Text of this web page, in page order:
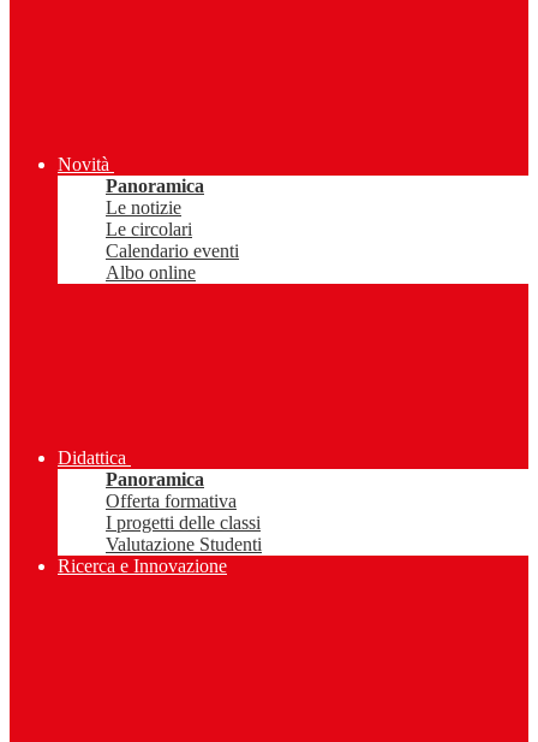
Novità
Panoramica
Le notizie
Le circolari
Calendario eventi
Albo online
Didattica
Panoramica
Offerta formativa
I progetti delle classi
Valutazione Studenti
Ricerca e Innovazione